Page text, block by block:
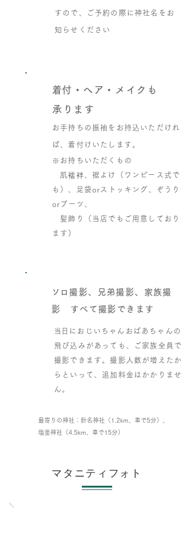
すので、ご予約の際に神社名をお
知らせください
​着付・ヘア・メイクも
承ります
お手持ちの振袖をお持込いただけれ
ば、着付けいたします。
※お持ちいただくもの
肌襦袢、裾よけ（ワンピース式で
も）、足袋orストッキング、ぞうり
orブーツ、
髪飾り（当店でもご用意しており
ます）
​ソロ撮影、兄弟撮影、家族撮
影 すべて撮影できます
​当日におじいちゃんおばあちゃんの
飛び込みがあっても、ご家族全員で
撮影できます。撮影人数が増えたか
らといって、追加料金はかかりませ
ん。
最寄りの神社：針名神社（1.2km、車で5分）​、
塩釜神社（4.5km、車で15分）
​マタニティフォト